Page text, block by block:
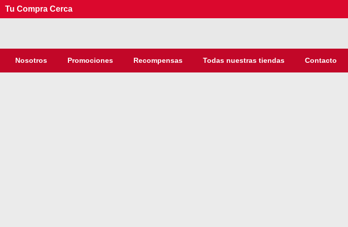
Tu Compra Cerca
Nosotros Promociones Recompensas Todas nuestras tiendas Contacto